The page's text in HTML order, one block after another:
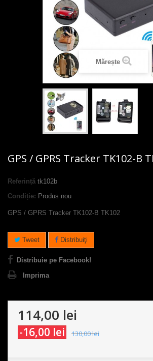
Mărește
GPS / GPRS Tracker TK102-B
Referință tk102b
Condiție: Produs nou
GPS / GPRS Tracker TK102-B TK102
Tweet Distribuiţi
Distribuie pe Facebook!
Imprima
114,00 lei
-16,00 lei 130,00 lei